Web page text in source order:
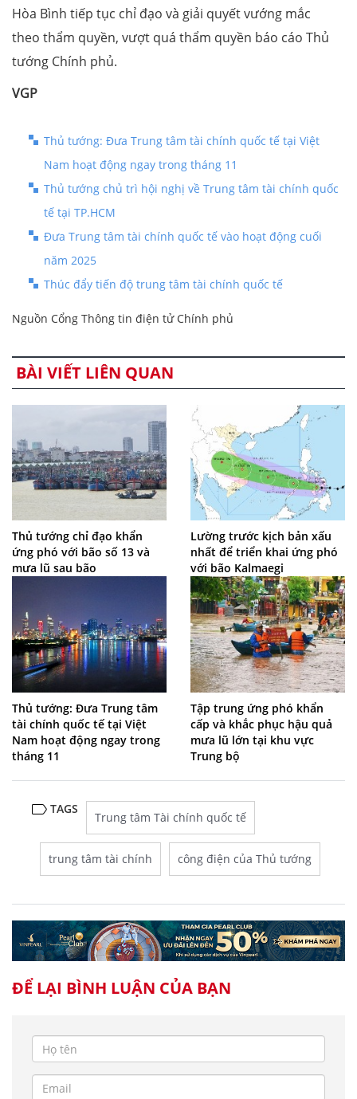
Hòa Bình tiếp tục chỉ đạo và giải quyết vướng mắc
theo thẩm quyền, vượt quá thẩm quyền báo cáo Thủ
tướng Chính phủ.
VGP
Thủ tướng: Đưa Trung tâm tài chính quốc tế tại Việt
Nam hoạt động ngay trong tháng 11
Thủ tướng chủ trì hội nghị về Trung tâm tài chính quốc
tế tại TP.HCM
Đưa Trung tâm tài chính quốc tế vào hoạt động cuối
năm 2025
Thúc đẩy tiến độ trung tâm tài chính quốc tế
Nguồn Cổng Thông tin điện tử Chính phủ
BÀI VIẾT LIÊN QUAN
Thủ tướng chỉ đạo khẩn
ứng phó với bão số 13 và
mưa lũ sau bão
Lường trước kịch bản xấu
nhất để triển khai ứng phó
với bão Kalmaegi
Thủ tướng: Đưa Trung tâm
tài chính quốc tế tại Việt
Nam hoạt động ngay trong
tháng 11
Tập trung ứng phó khẩn
cấp và khắc phục hậu quả
mưa lũ lớn tại khu vực
Trung bộ
TAGS
Trung tâm Tài chính quốc tế
trung tâm tài chính công điện của Thủ tướng
ĐỂ LẠI BÌNH LUẬN CỦA BẠN